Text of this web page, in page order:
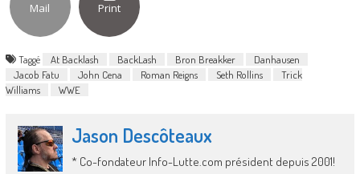
Mail Print
Taggé At Backlash BackLash Bron Breakker
Danhausen
Jacob Fatu
John Cena Roman Reigns Seth Rollins
Trick
Williams
WWE
Jason Descôteaux
* Co-fondateur Info-Lutte.com président depuis 2001!